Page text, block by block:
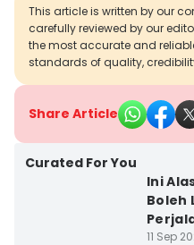
This article is written by our
carefully reviewed by our
the most accurate and
standards of quality,
Share Article
Curated For You
Ini
Boleh
11 Sep